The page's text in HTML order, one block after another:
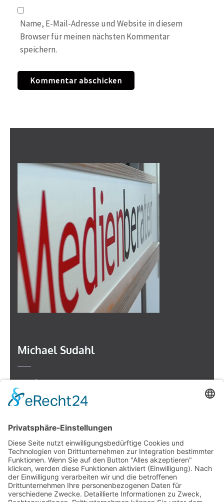
Name, E-Mail-Adresse und Website in diesem
Browser für meinen nächsten Kommentar
speichern.
Michael Sudahl
Beethovenstr. 4
73614 Schorndorf
Telefon: 07181 477 9998
E-Mail: sudahl@der-medienberater.de
Leonhard Fromm
Goethestr. 27